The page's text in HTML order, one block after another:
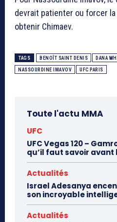
devrait patienter ou forcer la
obtenir Chimaev.
TAGS BENOÎT SAINT DENIS DANA
NASSOURDINE IMAVOV UFC PARIS
Toute l'actu MMA
UFC
UFC Vegas 120 –
qu’il faut savoir avant
Actualités
Israel Adesanya
son incroyable
Actualités